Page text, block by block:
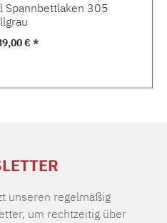
Spannbettlaken 305
Preis:
€ *
unseren regelmäßig
um rechtzeitig über